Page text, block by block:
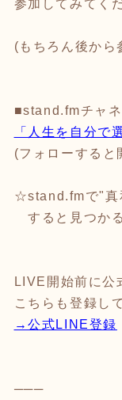
参加してみてく
(もちろん後から
■stand.fmチャ
「人生を自分で
(フォローすると
☆stand.fmで"真
すると見つか
LIVE開始前に公
こちらも登録し
→公式LINE登録
───